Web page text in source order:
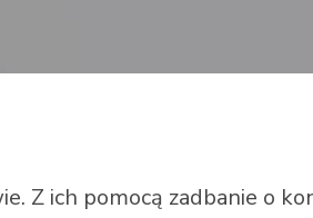
Z ich pomocą zadbanie o